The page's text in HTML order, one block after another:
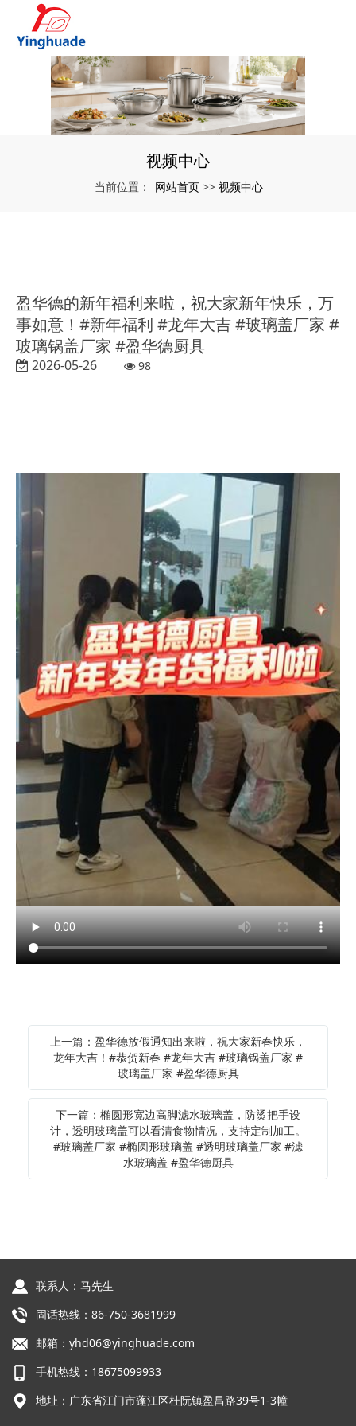
视频中心
当前位置： 网站首页 >> 视频中心
盈华德的新年福利来啦，祝大家新年快乐，万
事如意！#新年福利 #龙年大吉 #玻璃盖厂家 #
玻璃锅盖厂家 #盈华德厨具
2026-05-26 98
上一篇：盈华德放假通知出来啦，祝大家新春快乐，
龙年大吉！#恭贺新春 #龙年大吉 #玻璃锅盖厂家 #
玻璃盖厂家 #盈华德厨具
下一篇：椭圆形宽边高脚滤水玻璃盖，防烫把手设
计，透明玻璃盖可以看清食物情况，支持定制加工。
#玻璃盖厂家 #椭圆形玻璃盖 #透明玻璃盖厂家 #滤
水玻璃盖 #盈华德厨具
联系人：马先生
固话热线：86-750-3681999
邮箱：yhd06@yinghuade.com
手机热线：18675099933
地址：广东省江门市蓬江区杜阮镇盈昌路39号1-3幢